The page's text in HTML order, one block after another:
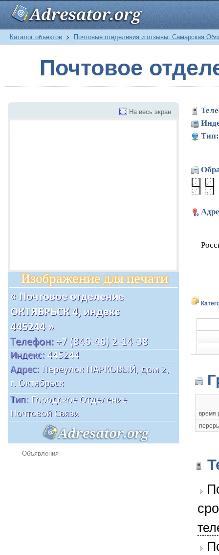
Каталог объектов > Почтовые отеделения и отзывы: Самарская
Почтовое
На весь экран
Объявления
Тип:
время